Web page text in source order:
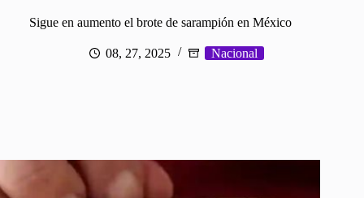
Sigue en aumento el brote de sarampión en México
08, 27, 2025 Nacional